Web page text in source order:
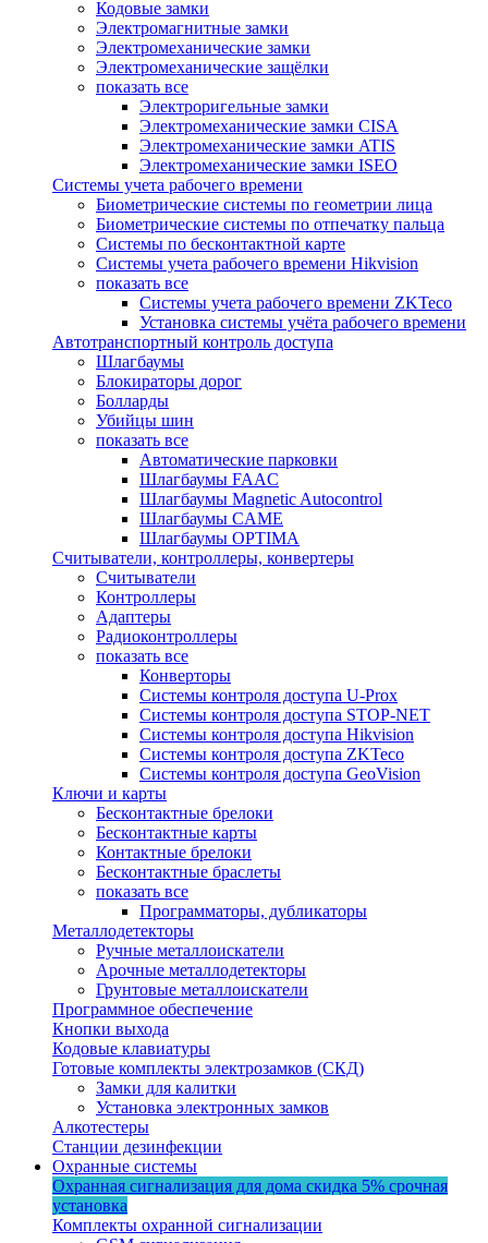
Кодовые замки
Электромагнитные замки
Электромеханические замки
Электромеханические защёлки
показать все
Электроригельные замки
Электромеханические замки CISA
Электромеханические замки ATIS
Электромеханические замки ISEO
Системы учета рабочего времени
Биометрические системы по геометрии лица
Биометрические системы по отпечатку пальца
Системы по бесконтактной карте
Системы учета рабочего времени Hikvision
показать все
Системы учета рабочего времени ZKTeco
Установка системы учёта рабочего времени
Автотранспортный контроль доступа
Шлагбаумы
Блокираторы дорог
Болларды
Убийцы шин
показать все
Автоматические парковки
Шлагбаумы FAAC
Шлагбаумы Magnetic Autocontrol
Шлагбаумы CAME
Шлагбаумы OPTIMA
Считыватели, контроллеры, конвертеры
Считыватели
Контроллеры
Адаптеры
Радиоконтроллеры
показать все
Конверторы
Системы контроля доступа U-Prox
Системы контроля доступа STOP-NET
Системы контроля доступа Hikvision
Системы контроля доступа ZKTeco
Системы контроля доступа GeoVision
Ключи и карты
Бесконтактные брелоки
Бесконтактные карты
Контактные брелоки
Бесконтактные браслеты
показать все
Программаторы, дубликаторы
Металлодетекторы
Ручные металлоискатели
Арочные металлодетекторы
Грунтовые металлоискатели
Программное обеспечение
Кнопки выхода
Кодовые клавиатуры
Готовые комплекты электрозамков (СКД)
Замки для калитки
Установка электронных замков
Алкотестеры
Станции дезинфекции
Охранные системы
Охранная сигнализация для дома скидка 5% срочная
установка
Комплекты охранной сигнализации